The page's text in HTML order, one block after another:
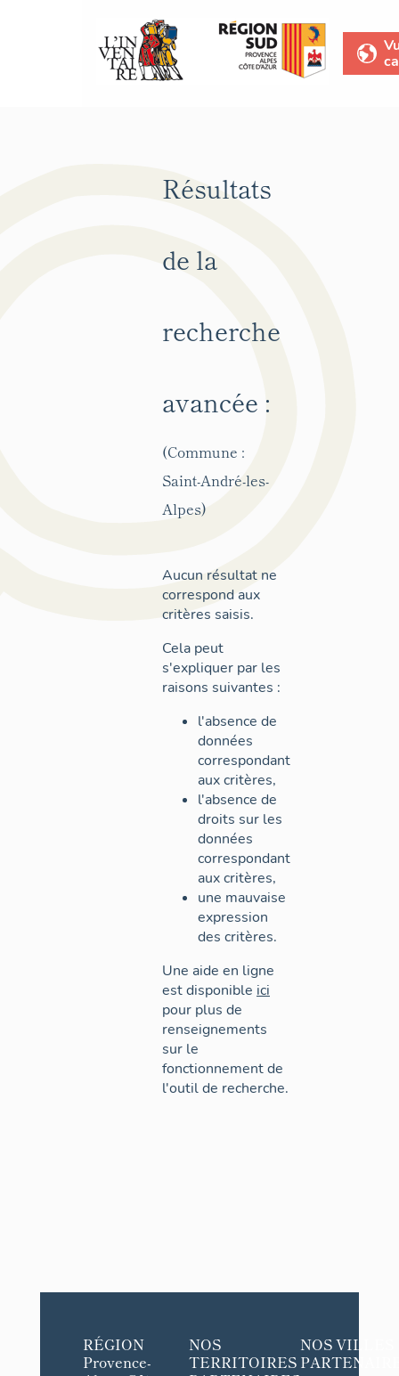
Résultats
de la
recherche
avancée :
(Commune :
Saint-André-les-
Alpes)
Aucun résultat ne
correspond aux
critères saisis.
Cela peut
s'expliquer par les
raisons suivantes :
l'absence de
données
correspondant
aux critères,
l'absence de
droits sur les
données
correspondant
aux critères,
une mauvaise
expression
des critères.
Une aide en ligne
est disponible ici
pour plus de
renseignements
sur le
fonctionnement de
l'outil de recherche.
RÉGION
Provence-
NOS
TERRITOIRES
NOS VILLES